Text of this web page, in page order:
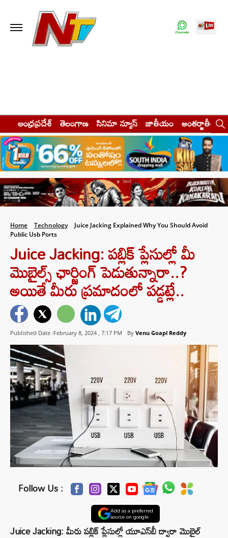
ఆంధ్రప్రదేశ్ తెలంగాణ సినిమా న్యూస్ జాతీయం అంతర్జాతీయం
Home Technology
Juice Jacking Explained Why You Should Avoid
Public Usb Ports
Juice Jacking: పబ్లిక్ ప్లేసుల్లో మీ
మొబైల్స్ ఛార్జింగ్ పెడుతున్నారా..?
అయితే మీరు ప్రమాదంలో పడ్డట్లే..
Published Date :February 8, 2024 , 7:17 PM By Venu Goapl Reddy
Follow Us :
Add as a preferred
source on google
Juice Jacking: మీరు పబ్లిక్ ప్లేసుల్లో యూఎస్‌బీ ద్వారా మొబైల్